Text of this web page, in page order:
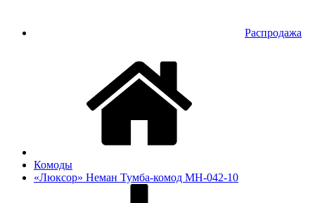
Распродажа
Комоды
«Люксор» Неман Тумба-комод МН-042-10